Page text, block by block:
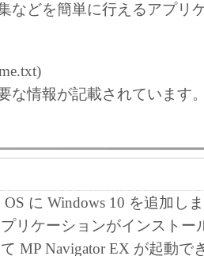
などを簡単に行えるアプリ
な情報が記載されています
に Windows 10 を追加し
リケーションがインストー
MP Navigator EX が起動で